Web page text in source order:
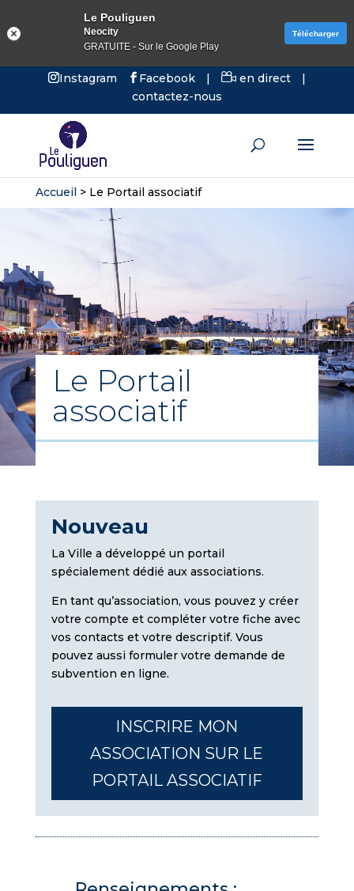
Instagram Facebook | en direct
|
contactez-nous
Accueil> Le Portail associatif
Le Portail
associatif
Nouveau
La Ville a développé un portail
spécialement dédié aux associations.
En tant qu’association, vous pouvez y créer
votre compte et compléter votre fiche avec
vos contacts et votre descriptif. Vous
pouvez aussi formuler votre demande de
subvention en ligne.
INSCRIRE MON
ASSOCIATION SUR LE
PORTAIL ASSOCIATIF
Le Pouliguen
Neocity
GRATUITE - Sur le Google Play
Télécharger